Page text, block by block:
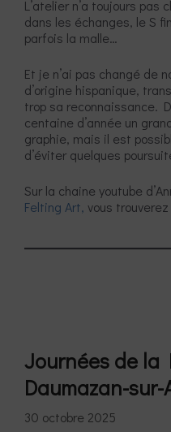
L’atelier n’a toujours pas
dans les échanges, le S
parfois la malle…
Et je n’ai pas changé de
d’origine hispanique,
trop sa reconnaissance.
centaine d’année un
graphie, mais il est
d’éviter quelques
Sur la chaine youtube
Felting Art, vous
Journées de la
Daumazan-sur-
30 octobre 2025